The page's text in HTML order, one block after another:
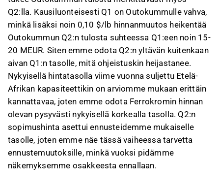
Q2:lla. Kausiluonteisesti Q1 on Outokummulle vahva,
minkä lisäksi noin 0,10 $/lb hinnanmuutos heikentää
Outokummun Q2:n tulosta suhteessa Q1:een noin 15-
20 MEUR. Siten emme odota Q2:n yltävän kuitenkaan
aivan Q1:n tasolle, mitä ohjeistuskin heijastanee.
Nykyisellä hintatasolla viime vuonna suljettu Etelä-
Afrikan kapasiteettikin on arviomme mukaan erittäin
kannattavaa, joten emme odota Ferrokromin hinnan
olevan pysyvästi nykyisellä korkealla tasolla. Q2:n
sopimushinta asettui ennusteidemme mukaiselle
tasolle, joten emme näe tässä vaiheessa tarvetta
ennustemuutoksille, minkä vuoksi pidämme
näkemyksemme osakkeesta ennallaan.